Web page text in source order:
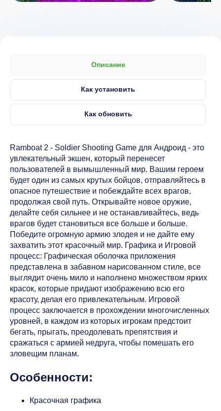
Описание
Как установить
Как обновить
Ramboat 2 - Soldier Shooting Game для Андроид - это
увлекательный экшен, который перенесет
пользователей в вымышленный мир. Вашим героем
будет один из самых крутых бойцов, отправляйтесь в
опасное путешествие и побеждайте всех врагов,
продолжая свой путь. Открывайте новое оружие,
делайте себя сильнее и не останавливайтесь, ведь
врагов будет становиться все больше и больше.
Победите огромную армию злодея и не дайте ему
захватить этот красочный мир. Графика и Игровой
процесс: Графическая оболочка приложения
представлена в забавном нарисованном стиле, все
выглядит очень мило и наполнено множеством ярких
красок, которые придают изображению всю его
красоту, делая его привлекательным. Игровой
процесс заключается в прохождении многочисленных
уровней, в каждом из которых игрокам предстоит
бегать, прыгать, преодолевать препятствия и
сражаться с армией недруга, чтобы помешать его
зловещим планам.
Особенности:
Красочная графика